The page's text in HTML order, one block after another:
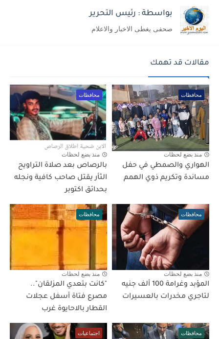
بواسطة : رئيس التحرير
صحفى يغطى الاخبار والاعلام
مقالات قد تهمك
محافظات
منذ بضع لحظات
الهواري والصمطي في حفل
مساندة وتكريم ذوي الهمم
محافظات
منذ بضع لحظات
بالرصاص بعد صلاة التراويح
الثأر يقتل صاحب كافية ونجله
بحدائق اكتوبر
محافظات
منذ بضع لحظات
المؤبد وغرامة 100 ألف جنيه
لتاجري مخدرات بالعسيرات
محافظات
منذ بضع لحظات
"كانت بتعدي المزلقان"..
مصرع فتاة أسفل عجلات
القطار بالاحايوة غرب
محافظات اجتماعيات